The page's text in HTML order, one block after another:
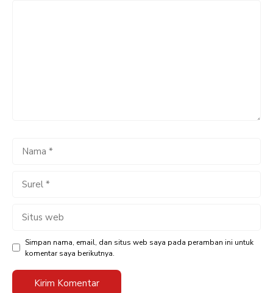
Simpan nama, email, dan situs web saya pada peramban ini untuk
komentar saya berikutnya.